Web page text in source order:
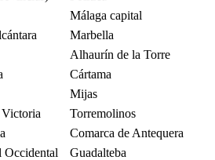
Málaga capital
Marbella
Alhaurín de la Torre
Cártama
Mijas
Torremolinos
Comarca de Antequera
Occidental
Guadalteba